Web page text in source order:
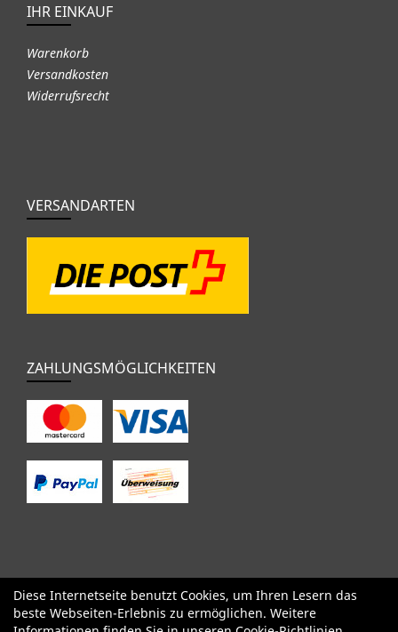
IHR EINKAUF
Warenkorb
Versandkosten
Widerrufsrecht
VERSANDARTEN
ZAHLUNGSMÖGLICHKEITEN
SALE Specialized Factor Cervélo BMC Orbea
Yeti
Pinarello
OPEN Kids / BMX Komponenten
Bekleidung
Diese Internetseite benutzt Cookies, um Ihren Lesern das
beste Webseiten-Erlebnis zu ermöglichen. Weitere